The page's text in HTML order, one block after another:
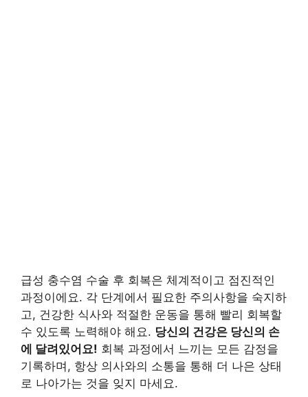
급성 충수염 수술 후 회복은 체계적이고 점진적인
과정이에요. 각 단계에서 필요한 주의사항을 숙지하
고, 건강한 식사와 적절한 운동을 통해 빨리 회복할
수 있도록 노력해야 해요. 당신의 건강은 당신의 손
에 달려있어요! 회복 과정에서 느끼는 모든 감정을
기록하며, 항상 의사와의 소통을 통해 더 나은 상태
로 나아가는 것을 잊지 마세요.